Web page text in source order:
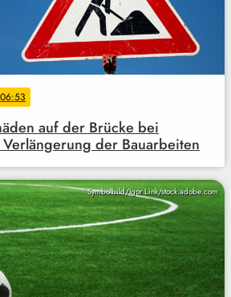
auf der Brücke bei
Verlängerung der Bauarbeiten
Symbolbild/Igor Link/stock.adobe.com